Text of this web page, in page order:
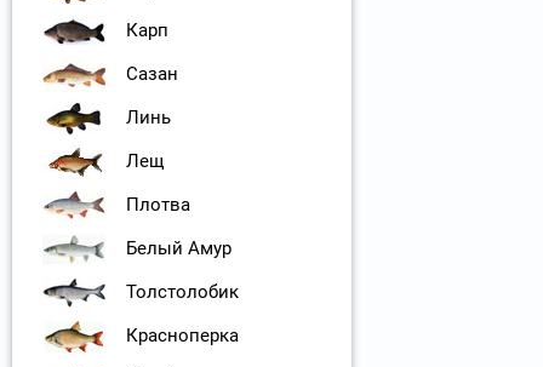
Карп
Сазан
Линь
Лещ
Плотва
Белый Амур
Толстолобик
Красноперка